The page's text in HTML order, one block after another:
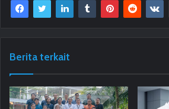
Berita terkait